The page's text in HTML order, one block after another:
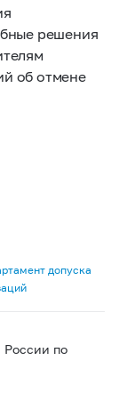
решения
об отмене
допуска
по